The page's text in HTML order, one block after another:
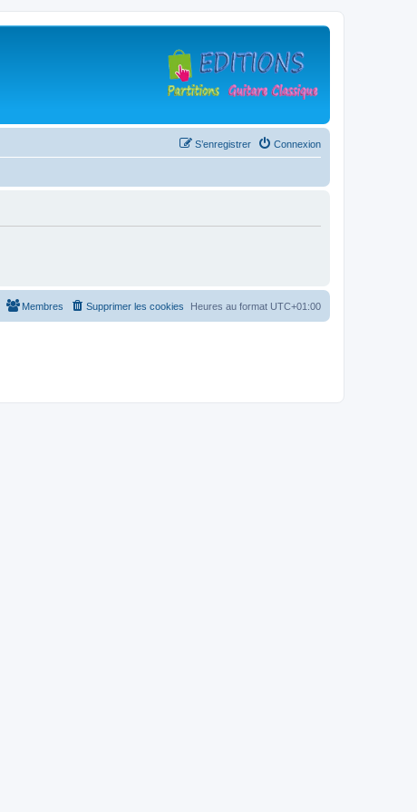
Connexion
S’enregistrer
Heures au format UTC+01:00
Supprimer les cookies
Membres